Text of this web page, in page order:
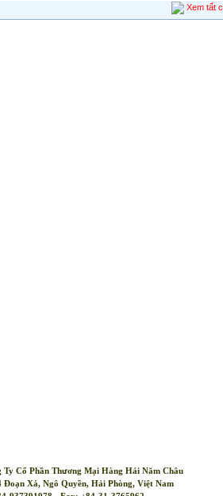
Xem tất
Ty Cổ Phần Thương Mại Hàng Hải Năm Châu
Đoạn Xá, Ngô Quyền, Hải Phòng, Việt Nam